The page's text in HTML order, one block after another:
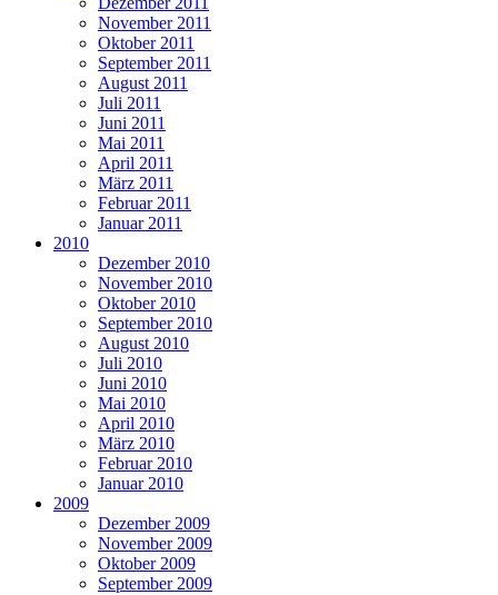
November 2011
Oktober 2011
September 2011
August 2011
Juli 2011
Juni 2011
Mai 2011
April 2011
März 2011
Februar 2011
Januar 2011
2010
Dezember 2010
November 2010
Oktober 2010
September 2010
August 2010
Juli 2010
Juni 2010
Mai 2010
April 2010
März 2010
Februar 2010
Januar 2010
2009
Dezember 2009
November 2009
Oktober 2009
September 2009